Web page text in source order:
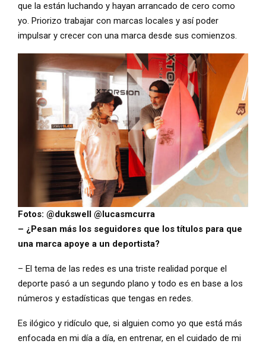
que la están luchando y hayan arrancado de cero como
yo. Priorizo trabajar con marcas locales y así poder
impulsar y crecer con una marca desde sus comienzos.
Fotos: @dukswell @lucasmcurra
– ¿Pesan más los seguidores que los títulos para que
una marca apoye a un deportista?
– El tema de las redes es una triste realidad porque el
deporte pasó a un segundo plano y todo es en base a los
números y estadísticas que tengas en redes.
Es ilógico y ridículo que, si alguien como yo que está más
enfocada en mi día a día, en entrenar, en el cuidado de mi